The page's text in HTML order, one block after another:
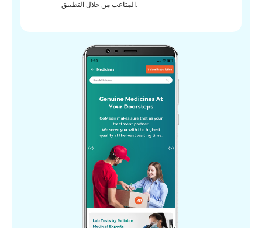
المتاعب من خلال التطبيق.